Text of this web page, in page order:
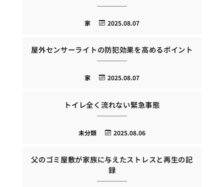
2025.08.07
家
屋外センサーライトの防犯効果を高めるポイント
2025.08.07
家
トイレ全く流れない緊急事態
2025.08.06
未分類
父のゴミ屋敷が家族に与えたストレスと再生の記
録